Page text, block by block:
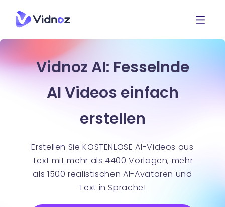
Vidnoz AI: Fesselnde
AI Videos einfach
erstellen
Erstellen Sie KOSTENLOSE AI-Videos aus
Text mit mehr als 4400 Vorlagen, mehr
als 1500 realistischen AI-Avataren und
Text in Sprache!